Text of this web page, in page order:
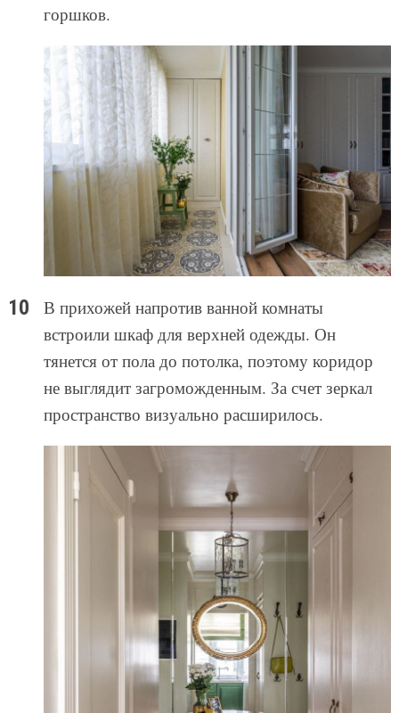
горшков.
В прихожей напротив ванной комнаты
встроили шкаф для верхней одежды. Он
тянется от пола до потолка, поэтому коридор
не выглядит загроможденным. За счет зеркал
пространство визуально расширилось.